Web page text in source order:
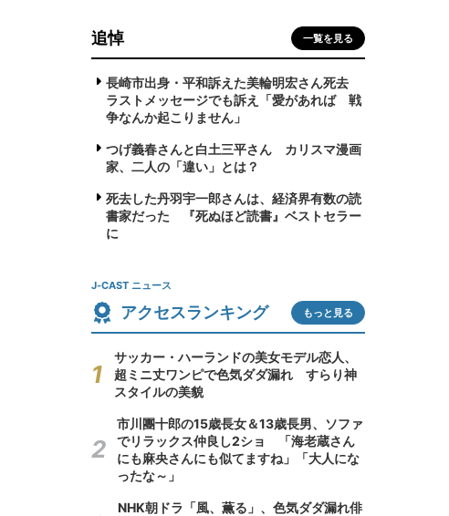
追悼 一覧を見る
長崎市出身・平和訴えた美輪明宏さん死去
ラストメッセージでも訴え「愛があれば 戦
争なんか起こりません」
つげ義春さんと白土三平さん カリスマ漫画
家、二人の「違い」とは？
死去した丹羽宇一郎さんは、経済界有数の読
書家だった 『死ぬほど読書』ベストセラー
に
J-CAST ニュース
アクセスランキング もっと見る
サッカー・ハーランドの美女モデル恋人、
超ミニ丈ワンピで色気ダダ漏れ すらり神
スタイルの美貌
市川團十郎の15歳長女＆13歳長男、ソファ
でリラックス仲良し2ショ 「海老蔵さん
にも麻央さんにも似てますね」「大人にな
ったな～」
NHK朝ドラ「風、薫る」、色気ダダ漏れ俳